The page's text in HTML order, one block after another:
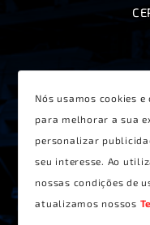
Nós usamos cookies
para melhorar a sua
personalizar
seu interesse. Ao
nossas condições de
atualizamos nossos